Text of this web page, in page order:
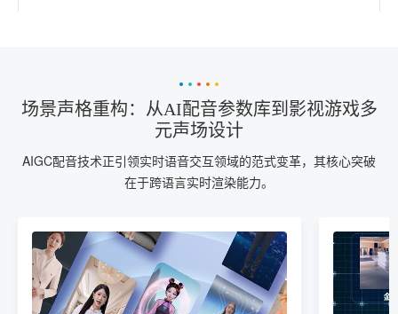
场景声格重构：从AI配音参数库到影视游戏多
元声场设计
AIGC配音技术正引领实时语音交互领域的范式变革，其核心突破
在于跨语言实时渲染能力。